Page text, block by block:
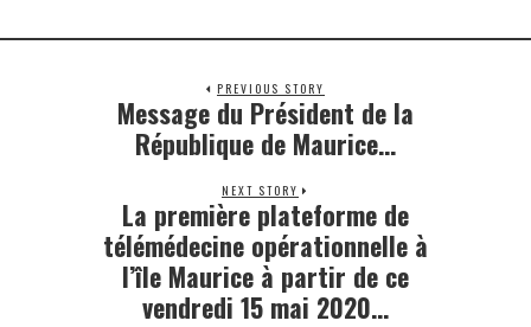
PREVIOUS STORY
Previous
post:
Message du Président de la
République de Maurice…
NEXT STORY
Next
post:
La première plateforme de
télémédecine opérationnelle à
l’île Maurice à partir de ce
vendredi 15 mai 2020…